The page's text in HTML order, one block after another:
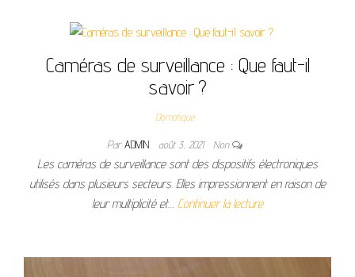
Caméras de surveillance : Que faut-il
savoir ?
Domotique
ParADMIN août 3, 2021 Non
Les caméras de surveillance sont des dispositifs électroniques
utilisés dans plusieurs secteurs. Elles impressionnent en raison de
leur multiplicité et… Continuer la lecture